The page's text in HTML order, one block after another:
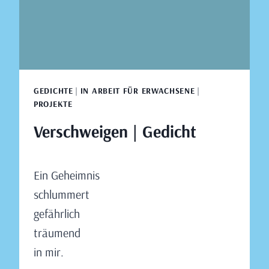
GEDICHTE | IN ARBEIT FÜR ERWACHSENE |
PROJEKTE
Verschweigen | Gedicht
Claudia
Engeler
Ein Geheimnis
schlummert
gefährlich
träumend
in mir.